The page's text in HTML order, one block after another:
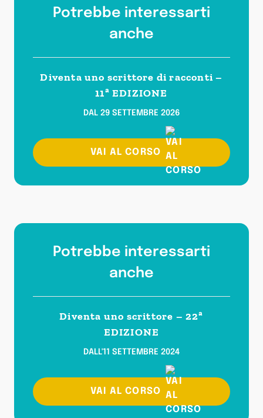
Potrebbe interessarti
anche
Diventa uno scrittore di racconti –
11ª EDIZIONE
DAL 29 SETTEMBRE 2026
VAI AL CORSO
Potrebbe interessarti
anche
Diventa uno scrittore – 22ª
EDIZIONE
DALL'11 SETTEMBRE 2024
VAI AL CORSO